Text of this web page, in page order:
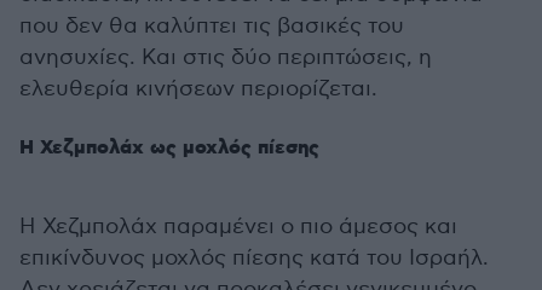
που δεν θα καλύπτει τις βασικές του
ανησυχίες. Και στις δύο περιπτώσεις, η
ελευθερία κινήσεων περιορίζεται.
Η Χεζμπολάχ ως μοχλός πίεσης
Η Χεζμπολάχ παραμένει ο πιο άμεσος και
επικίνδυνος μοχλός πίεσης κατά του Ισραήλ.